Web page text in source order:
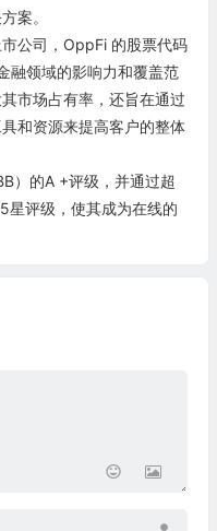
案。
公司，OppFi 的股票代码
融领域的影响力和覆盖范
市场占有率，还旨在通过
和资源来提高客户的整体
）的A +评级，并通过超
评级，使其成为在线的